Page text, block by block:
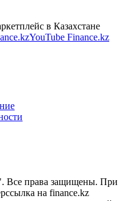
в Казахстане
YouTube Finance.kz
Все права защищены. При
на finance.kz